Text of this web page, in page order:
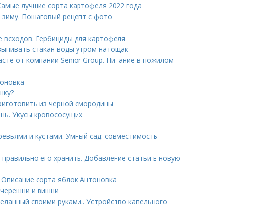
лучшие сорта картофеля 2022 года
зиму. Пошаговый рецепт с фото
Гербициды для картофеля
стакан воды утром натощак
от компании Senior Group. Питание в пожилом
из черной смородины
Укусы кровососущих
и кустами. Умный сад: совместимость
его хранить. Добавление статьи в новую
сорта яблок Антоновка
и вишни
своими руками.. Устройство капельного